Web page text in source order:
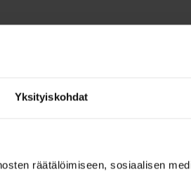
Yksityiskohdat
räätälöimiseen, sosiaalisen